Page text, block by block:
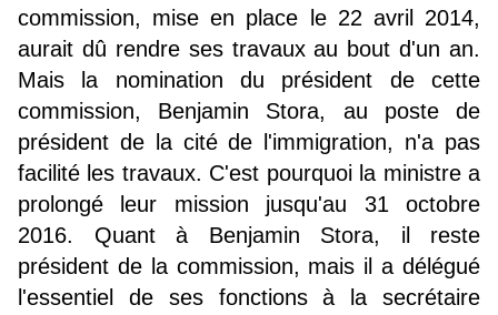
commission, mise en place le 22 avril 2014,
aurait dû rendre ses travaux au bout d'un an.
Mais la nomination du président de cette
commission, Benjamin Stora, au poste de
président de la cité de l'immigration, n'a pas
facilité les travaux. C'est pourquoi la ministre a
prolongé leur mission jusqu'au 31 octobre
2016. Quant à Benjamin Stora, il reste
président de la commission, mais il a délégué
l'essentiel de ses fonctions à la secrétaire